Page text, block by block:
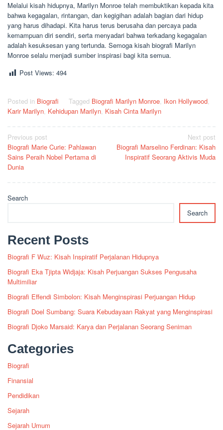
Melalui kisah hidupnya, Marilyn Monroe telah membuktikan kepada kita
bahwa kegagalan, rintangan, dan kegigihan adalah bagian dari hidup
yang harus dihadapi. Kita harus terus berusaha dan percaya pada
kemampuan diri sendiri, serta menyadari bahwa terkadang kegagalan
adalah kesuksesan yang tertunda. Semoga kisah biografi Marilyn
Monroe selalu menjadi sumber inspirasi bagi kita semua.
Post Views: 494
Posted in Biografi Tagged Biografi Marilyn Monroe, Ikon Hollywood,
Karir Marilyn, Kehidupan Marilyn, Kisah Cinta Marilyn
Post
navigation
Previous post
Biografi Marie Curie: Pahlawan
Sains Peraih Nobel Pertama di
Dunia
Next post
Biografi Marselino Ferdinan: Kisah
Inspiratif Seorang Aktivis Muda
Search
Search
Recent Posts
Biografi F Wuz: Kisah Inspiratif Perjalanan Hidupnya
Biografi Eka Tjipta Widjaja: Kisah Perjuangan Sukses Pengusaha
Multimiliar
Biografi Effendi Simbolon: Kisah Menginspirasi Perjuangan Hidup
Biografi Doel Sumbang: Suara Kebudayaan Rakyat yang Menginspirasi
Biografi Djoko Marsaid: Karya dan Perjalanan Seorang Seniman
Categories
Biografi
Finansial
Pendidikan
Sejarah
Sejarah Umum